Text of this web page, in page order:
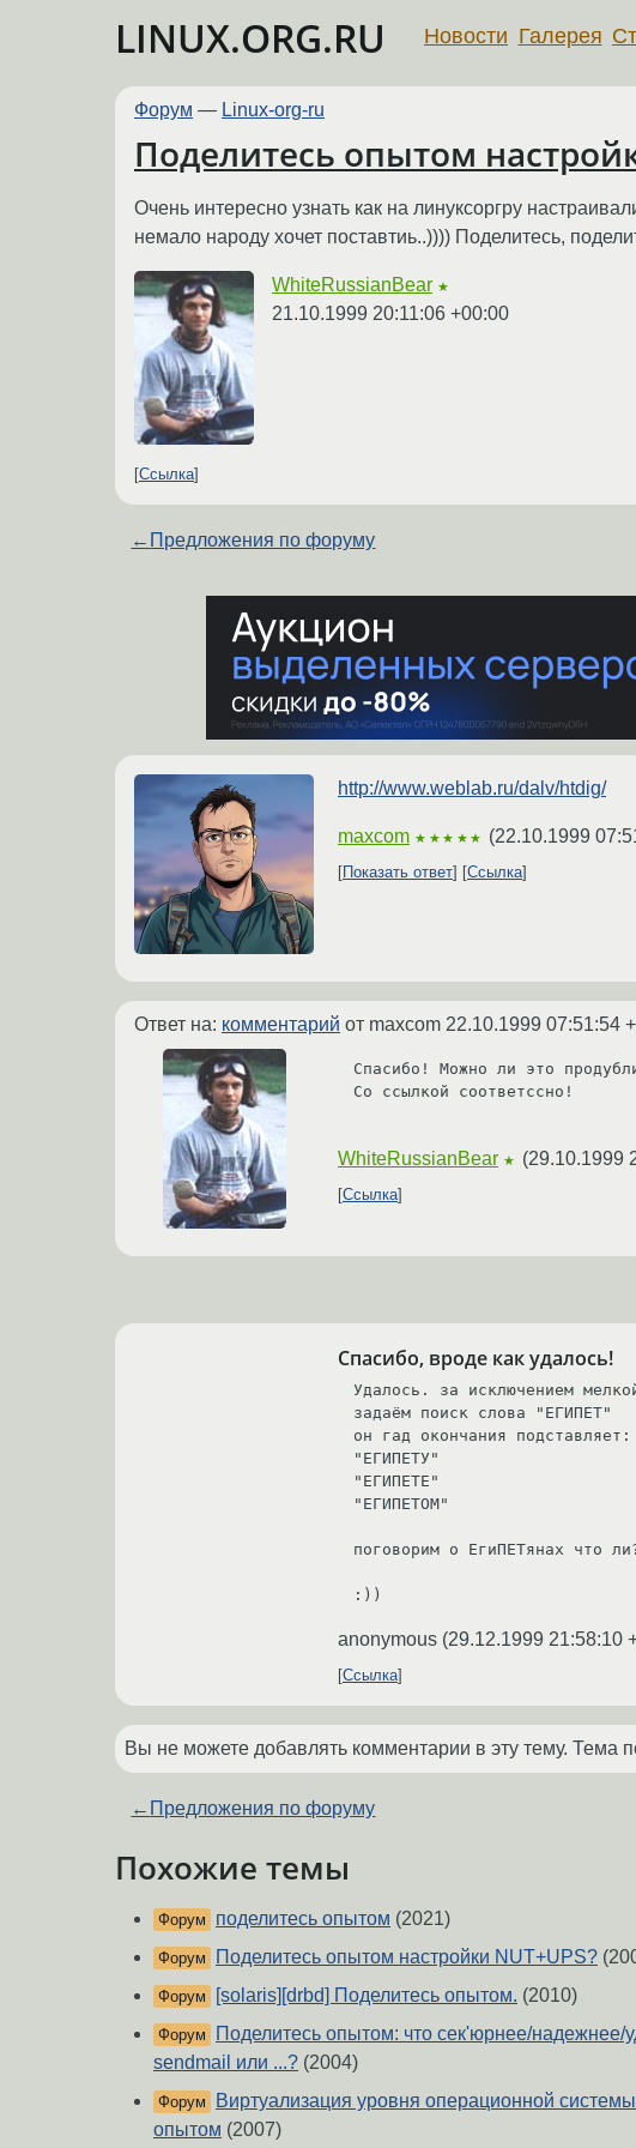
LINUX.ORG.RU Новости Галерея
Форум — Linux-org-ru
Поделитесь опытом
Очень интересно узнать как на линуксоргру
немало народу хочет поставтиь..)))) Поделитесь,
WhiteRussianBear ★
21.10.1999 20:11:06 +00:00
Ссылка
← Предложения по форуму
http://www.weblab.ru/dalv/htdig/
maxcom ★★★★★ (22.10.1999
Показать ответ Ссылка
Ответ на: комментарий от maxcom 22.10.1999 07:51:54
Спасибо! Можно ли это
Со ссылкой соответссно!
WhiteRussianBear ★ (29.10.1999
Ссылка
Спасибо, вроде как удалось!
Удалось. за исключением
задаём поиск слова "ЕГИПЕТ"
он гад окончания подставляет:
"ЕГИПЕТУ"
"ЕГИПЕТЕ"
"ЕГИПЕТОМ"
поговорим о ЕгиПЕТянах что
:))
anonymous (29.12.1999 21:58:10
Ссылка
Вы не можете добавлять комментарии в эту тему. Тема
← Предложения по форуму
Похожие темы
Форум поделитесь опытом (2021)
Форум Поделитесь опытом настройки NUT+UPS?
Форум [solaris][drbd] Поделитесь опытом. (2010)
Форум
Поделитесь опытом: что сек'юрнее/надежнее/
sendmail или ...? (2004)
Форум
Виртуализация уровня операционной
опытом (2007)